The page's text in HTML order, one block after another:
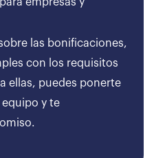
las bonificaciones,
con los requisitos
ellas, puedes ponerte
y te